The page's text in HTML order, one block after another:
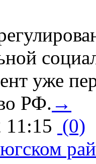
уже
РФ. →
11:15 (0)